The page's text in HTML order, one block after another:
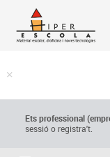
Ets professional
sessió o registra't.